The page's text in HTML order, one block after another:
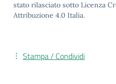
stato rilasciato sotto Licenza
Attribuzione 4.0 Italia.
Stampa / Condividi